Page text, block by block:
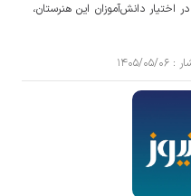
دانش‌آموزان این هنرستان،